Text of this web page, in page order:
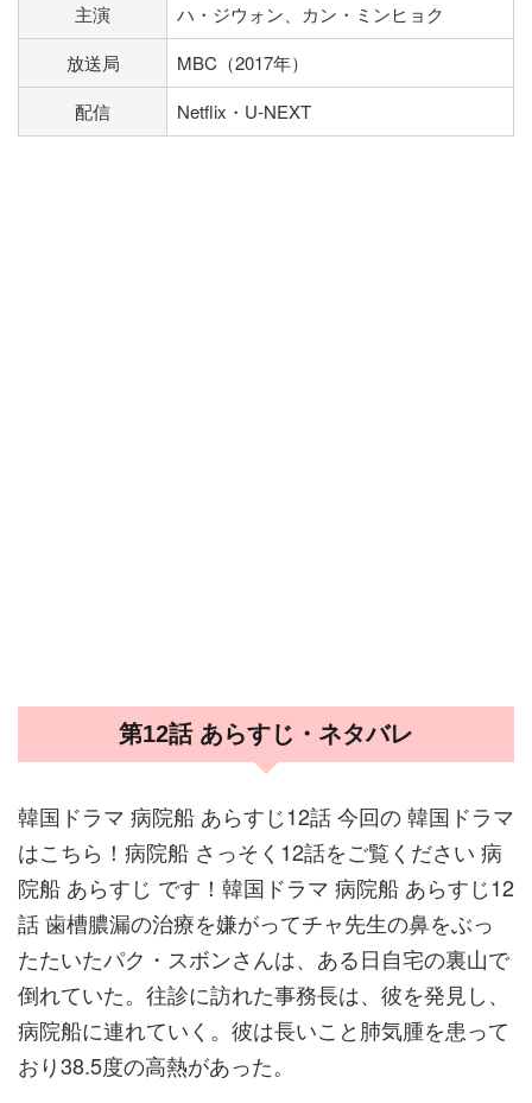
主演
ハ・ジウォン、カン・ミンヒョク
放送局
MBC（2017年）
配信
Netflix・U-NEXT
第12話 あらすじ・ネタバレ
韓国ドラマ 病院船 あらすじ12話 今回の 韓国ドラマ
はこちら！病院船 さっそく12話をご覧ください 病
院船 あらすじ です！韓国ドラマ 病院船 あらすじ12
話 歯槽膿漏の治療を嫌がってチャ先生の鼻をぶっ
たたいたパク・スボンさんは、ある日自宅の裏山で
倒れていた。往診に訪れた事務長は、彼を発見し、
病院船に連れていく。彼は長いこと肺気腫を患って
おり38.5度の高熱があった。